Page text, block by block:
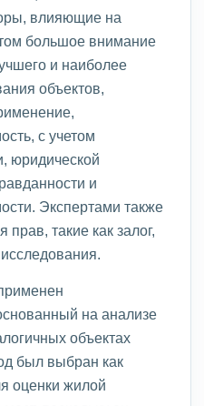
влияющие на
большое внимание
и наиболее
объектов,
с учетом
юридической
и
Экспертами также
такие как залог,
на анализе
объектах
был выбран как
оценки жилой